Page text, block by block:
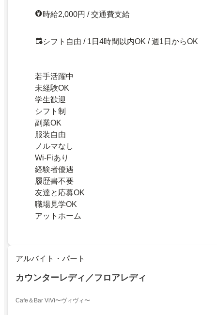
時給2,000円 / 交通費支給
シフト自由 / 1日4時間以内OK / 週1日からOK
若手活躍中
未経験OK
学生歓迎
シフト制
副業OK
服装自由
ノルマなし
Wi-Fiあり
経験者優遇
履歴書不要
友達と応募OK
職場見学OK
アットホーム
アルバイト・パート
カウンターレディ／フロアレディ
Cafe＆Bar ViVi〜ヴィヴィ〜